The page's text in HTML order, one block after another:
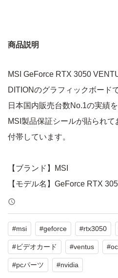
商品説明
MSI GeForce RTX 3050
DITIONのグラフィックボードで
日本国内販売台数No.1の実績
MSI製品保証シールが貼られ
付帯しています。
【ブランド】MSI
【モデル名】GeForce RTX
【VRAM】6GB GDDR6
【エディション】OC EDITION
【商品の状態】未使用
【カラー】ブラック系
#msi #geforce #rtx3050
#ビデオカード #ventus #
#pcパーツ #nvidia